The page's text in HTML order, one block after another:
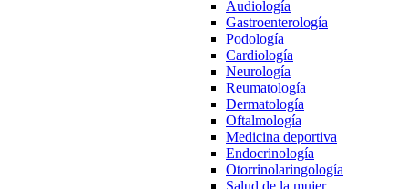
Audiología
Gastroenterología
Podología
Cardiología
Neurología
Reumatología
Dermatología
Oftalmología
Medicina deportiva
Endocrinología
Otorrinolaringología
Salud de la mujer